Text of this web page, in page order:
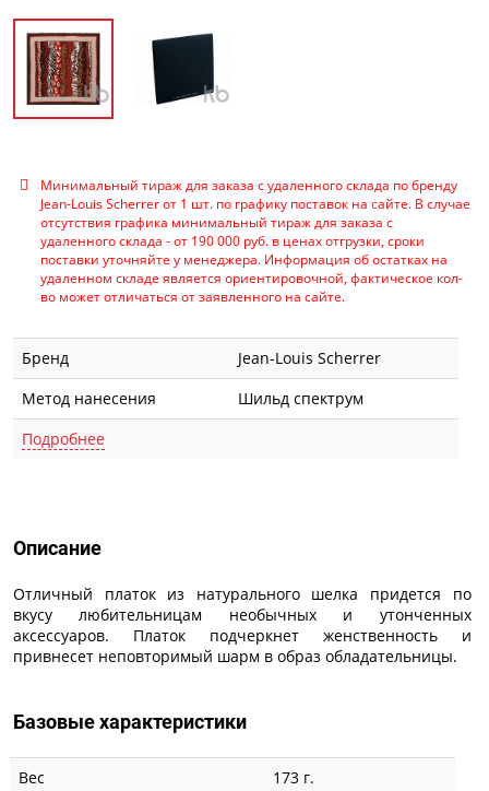
Минимальный тираж для заказа с удаленного склада по бренду
Jean-Louis Scherrer от 1 шт. по графику поставок на сайте. В случае
отсутствия графика минимальный тираж для заказа с
удаленного склада - от 190 000 руб. в ценах отгрузки, сроки
поставки уточняйте у менеджера. Информация об остатках на
удаленном складе является ориентировочной, фактическое кол-
во может отличаться от заявленного на сайте.
Бренд
Jean-Louis Scherrer
Метод нанесения
Шильд спектрум
Подробнее
Описание
Отличный платок из натурального шелка придется по
вкусу любительницам необычных и утонченных
аксессуаров. Платок подчеркнет женственность и
привнесет неповторимый шарм в образ обладательницы.
Базовые характеристики
Вес
173 г.